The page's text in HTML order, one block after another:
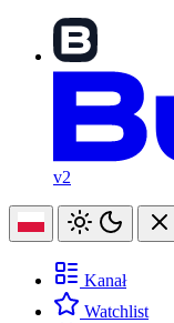
v2
Kanał
Watchlist